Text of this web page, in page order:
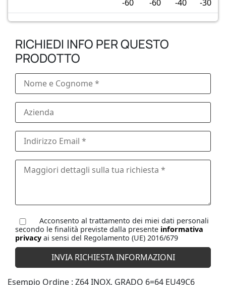
-60
-60
-40
-30
RICHIEDI INFO PER QUESTO
PRODOTTO
Acconsento al trattamento dei miei dati personali
secondo le finalità previste dalla presente informativa
privacy ai sensi del Regolamento (UE) 2016/679
Esempio Ordine : Z64 INOX, GRADO 6=64 EU49C6